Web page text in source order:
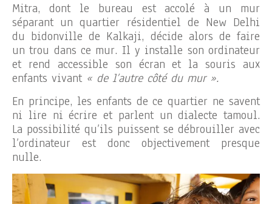
Mitra, dont le bureau est accolé à un mur
séparant un quartier résidentiel de New Delhi
du bidonville de Kalkaji, décide alors de faire
un trou dans ce mur. Il y installe son ordinateur
et rend accessible son écran et la souris aux
enfants vivant « de l’autre côté du mur ».
En principe, les enfants de ce quartier ne savent
ni lire ni écrire et parlent un dialecte tamoul.
La possibilité qu’ils puissent se débrouiller avec
l’ordinateur est donc objectivement presque
nulle.